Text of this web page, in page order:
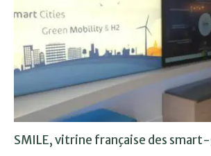
SMILE, vitrine française des